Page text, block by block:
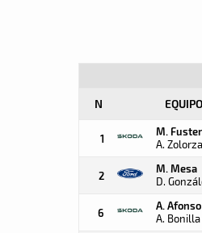
N EQUIPO
1
M. Fuster
A.
2
M. Mesa
D.
6
A. Afonso
A. Bonilla